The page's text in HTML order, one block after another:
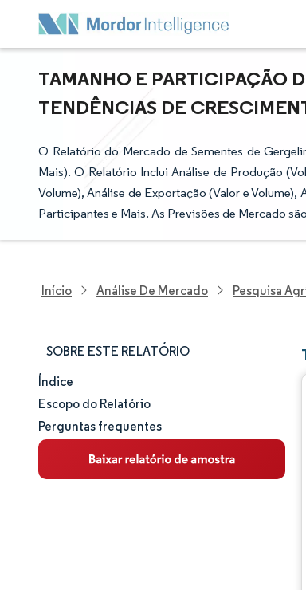
TAMANHO E PARTICIPAÇÃO
TENDÊNCIAS DE
O Relatório do Mercado de Sementes de
Mais). O Relatório Inclui Análise de Produção
Volume), Análise de Exportação (Valor e
Participantes e Mais. As Previsões de Mercado
Início Análise De Mercado Pesquisa
SOBRE ESTE RELATÓRIO
Tamanho e participação de mercado
Análise de mercado
Tendências e insights
Índice
Escopo do Relatório
Perguntas frequentes